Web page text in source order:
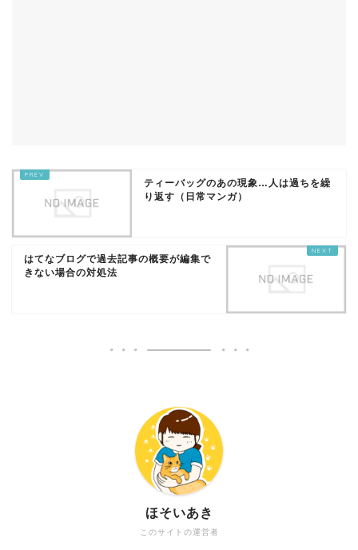
ティーバッグのあの現象…人は過ちを繰
り返す（日常マンガ）
はてなブログで過去記事の概要が編集で
きない場合の対処法
このサイトの運営者
ほそいあき